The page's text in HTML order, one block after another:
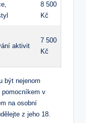
8 500
Kč
aktivit
7 500
Kč
být nejenom
pomocníkem v
na osobní
z jeho 18.